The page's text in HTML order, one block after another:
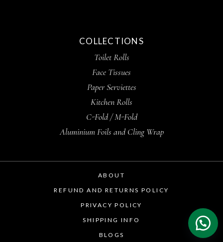
COLLECTIONS
Toilet Rolls
Face Tissues
Paper Serviettes
Kitchen Rolls
C-Fold / M-Fold
Aluminium Foils and Cling Wrap
ABOUT
REFUND AND RETURNS POLICY
PRIVACY POLICY
SHIPPING INFO
BLOGS